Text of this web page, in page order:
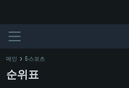
메인 E-스포츠
순위표